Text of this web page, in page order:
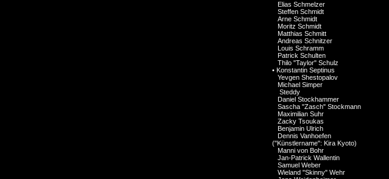
Elias Schmelzer
Steffen Schmidt
Arne Schmidt
Moritz Schmidt
Matthias Schmitt
Andreas Schnitzer
Louis Schramm
Patrick Schulten
Thilo "Taylor" Schulz
• Konstantin Septinus
Yevgen Shestopalov
Michael Simper
Steddy
Daniel Stockhammer
Sascha "Zasch" Stockmann
Maximilian Suhr
Zacky Tsoukas
Benjamin Ulrich
Dennis Vanhoefen
("Künstlername": Kira Kyoto)
Manni von Bohr
Jan-Patrick Wallentin
Samuel Weber
Wieland "Skinny" Wehr